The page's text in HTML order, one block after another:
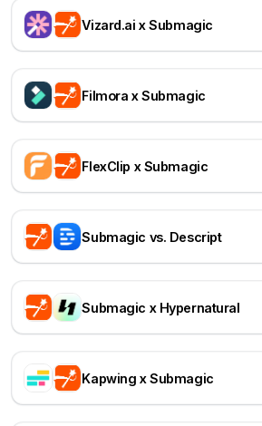
Vizard.ai x Submagic
Filmora x Submagic
FlexClip x Submagic
Submagic vs. Descript
Submagic x Hypernatural
Kapwing x Submagic